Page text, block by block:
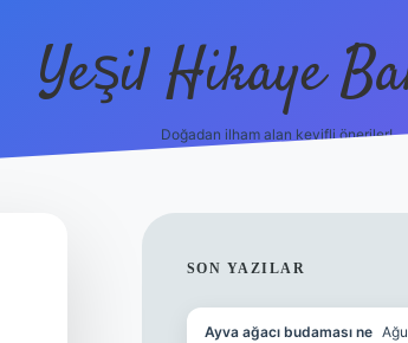
Yeşil Hikaye
Doğadan ilham alan keyifli öneriler!
SIDEBAR
SON YAZILAR
Ayva ağacı budaması ne